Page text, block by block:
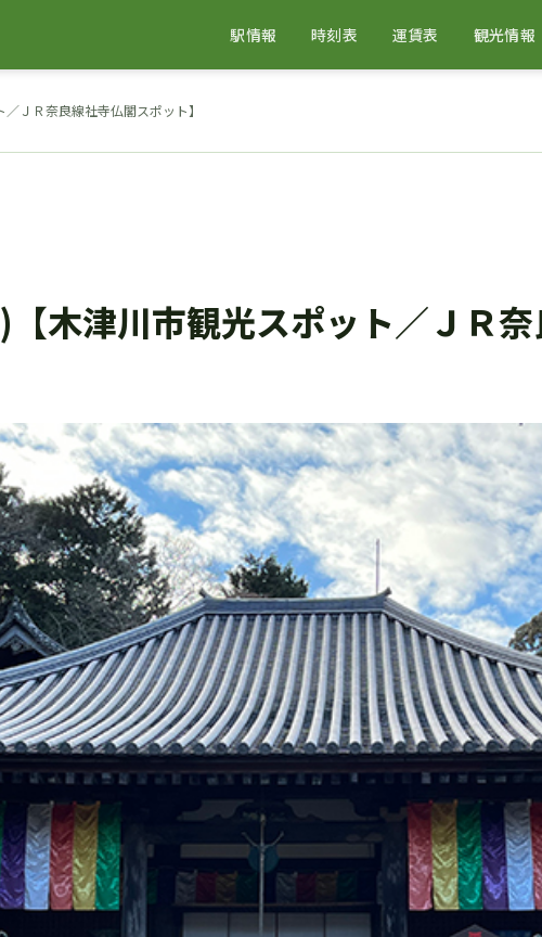
駅情報 時刻表 運賃表 観光情報
ＪＲ奈良線社寺仏閣スポット】
木津川市観光スポット／ＪＲ